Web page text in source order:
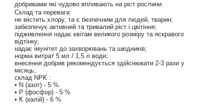
добривами які чудово впливають на ріст рослини.
Склад та переваги:
не містить хлору, та є безпечним для людей, тварин;
забезпечує активний та тривалий ріст і цвітіння;
підживлення надає квітам великого розміру та яскравого
відтінку;
надає імунітет до захворювань та шкідників;
норма витрат 5 мл / 1,5 л води;
внесення добрив рекомендується здійснювати 2-3 рази у
місяць;
склад NPK :
• N (азот) - 5 %
• P (фосфор) - 5 %
• K (калій) - 6 %